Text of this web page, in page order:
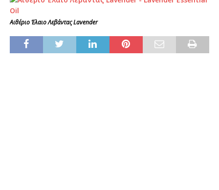
Αιθέριο Έλαιο Λεβάντας Lavender